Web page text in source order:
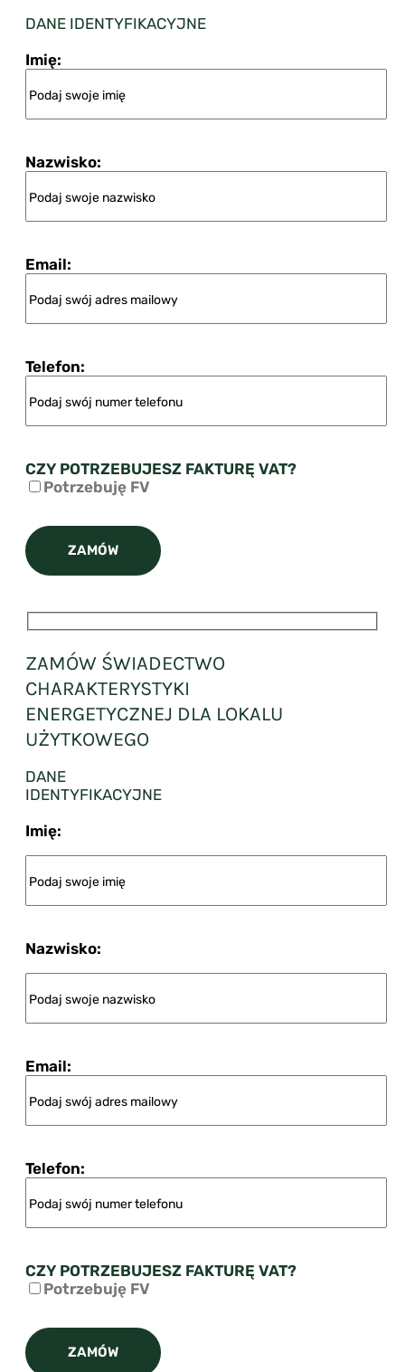
DANE IDENTYFIKACYJNE
Imię:
Nazwisko:
Email:
Telefon:
CZY POTRZEBUJESZ FAKTURĘ VAT?
Potrzebuję FV
ZAMÓW ŚWIADECTWO
CHARAKTERYSTYKI
ENERGETYCZNEJ DLA LOKALU
UŻYTKOWEGO
DANE
IDENTYFIKACYJNE
Imię:
Nazwisko:
Email:
Telefon:
CZY POTRZEBUJESZ FAKTURĘ VAT?
Potrzebuję FV